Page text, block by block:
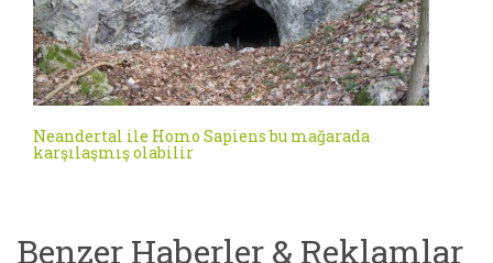
Neandertal ile Homo Sapiens bu mağarada
karşılaşmış olabilir
Benzer Haberler & Reklamlar